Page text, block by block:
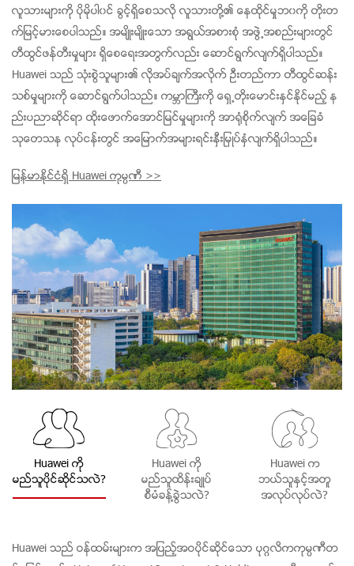
လူသားမ်ားကို ပိုမိုပါ၀င္ ခြင့္ရွိေစသလို လူသားတို႔၏ ေနထိုင္မႈဘ၀ကို တိုးတ
က္ျမင့္မားေစပါသည္။ အမ်ိဳးမ်ိဳးေသာ အရြယ္အစားစုံ အဖြဲ႕အစည္းမ်ားတြင္
တီထြင္ဖန္တီးမႈမ်ား ရွိေစေရးအတြက္လည္း ေဆာင္ရြက္လ်က္ရွိပါသည္။
Huawei သည္ သုံးစြဲသူမ်ား၏ လိုအပ္ခ်က္အလိုက္ ဦးတည္ကာ တီထြင္ဆန္း
သစ္မႈမ်ားကို ေဆာင္ရြက္ပါသည္။ ကမ႓ာႀကီးကို ေရွ႕တိုးေမာင္းႏွင္ႏိုင္မည့္ န
ည္းပညာဆိုင္ရာ ထိုးေဖာက္ေအာင္ျမင္မႈမ်ားကို အာ႐ုံစိုက္လ်က္ အေျခခံ
သုေတသန လုပ္ငန္းတြင္ အေျမာက္အမ်ားရင္းႏွီးႁမွဳပ္ႏွံလ်က္ရွိပါသည္။
ျမန္မာႏုိင္ငံရွိ Huawei ကုမၸဏီ >>
Huawei ကို
မည္သူပိုင္ဆိုင္သလဲ?
Huawei ကို
မည္သူထိန္းခ်ဳပ္
စီမံခန္႔ခြဲသလဲ?
Huawei က
ဘယ္သူႏွင့္အတူ
အလုပ္လုပ္လဲ?
Huawei သည္ ဝန္ထမ္းမ်ားက အျပည့္အဝပိုင္ဆုိင္ေသာ ပုဂၢလိကကုမၸဏီတ